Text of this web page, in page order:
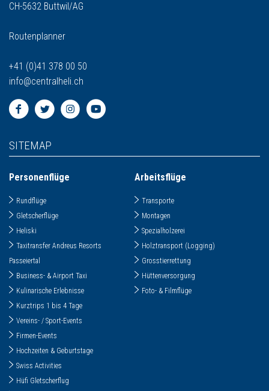
SITEMAP
Personenflüge
Rundflüge
Gletscherflüge
Heliski
Taxitransfer Andreus Resorts
Passeiertal
Business- & Airport Taxi
Kulinarische Erlebnisse
Kurztrips 1 bis 4 Tage
Vereins- / Sport-Events
Firmen-Events
Hochzeiten & Geburtstage
Swiss Activities
Hüfi Gletscherflug
Arbeitsflüge
Transporte
Montagen
Spezialholzerei
Holztransport (Logging)
Grosstierrettung
Hüttenversorgung
Foto- & Filmflüge
CH-5632 Buttwil/AG
Routenplanner
+41 (0)41 378 00 50
info@centralheli.ch